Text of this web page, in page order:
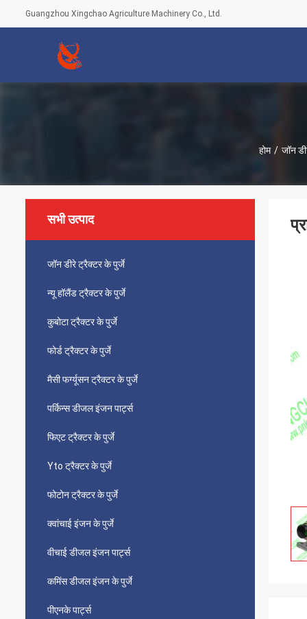
Guangzhou Xingchao Agriculture Machinery Co., Ltd.
होम / जॉन
सभी उत्पाद
जॉन डीरे ट्रैक्टर के पुर्जे
न्यू हॉलैंड ट्रैक्टर के पुर्जे
कुबोटा ट्रैक्टर के पुर्जे
फोर्ड ट्रैक्टर के पुर्जे
मैसी फर्ग्यूसन ट्रैक्टर के पुर्जे
पर्किन्स डीजल इंजन पार्ट्स
फिएट ट्रैक्टर के पुर्जे
Yto ट्रैक्टर के पुर्जे
फोटोन ट्रैक्टर के पुर्जे
क्वांचाई इंजन के पुर्जे
वीचाई डीजल इंजन पार्ट्स
कमिंस डीजल इंजन के पुर्जे
पीएनके पार्ट्स